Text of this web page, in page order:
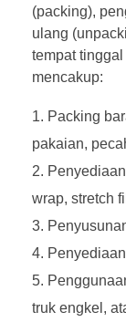
(packing),
ulang
tempat
mencakup:
Packing
pakaian,
wrap, stretch
truk engkel,